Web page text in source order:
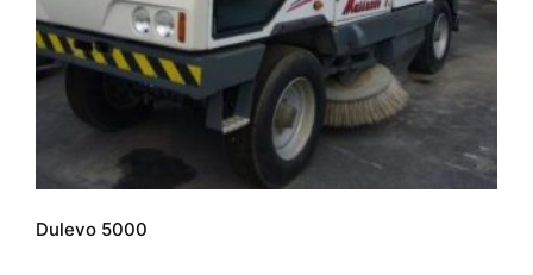
Dulevo 5000